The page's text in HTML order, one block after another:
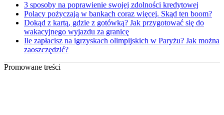
3 sposoby na poprawienie swojej zdolności kredytowej
Polacy pożyczają w bankach coraz więcej. Skąd ten boom?
Dokąd z kartą, gdzie z gotówką? Jak przygotować się do
wakacyjnego wyjazdu za granicę
Ile zapłacisz na igrzyskach olimpijskich w Paryżu? Jak można
zaoszczędzić?
Promowane treści